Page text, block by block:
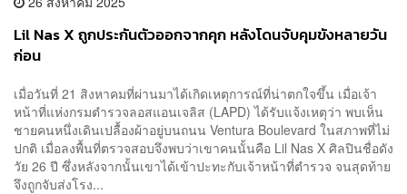
Lil Nas X ถูกประกันตัวออกจากคุก หลังโดนจับคุมขังหลายวัน
ก่อน
เมื่อวันที่ 21 สิงหาคมที่ผ่านมาได้เกิดเหตุการณ์ที่น่าตกใจขึ้น เมื่อเจ้า
หน้าที่แห่งกรมตำรวจลอสแอนเจลิส (LAPD) ได้รับแจ้งเหตุว่า พบเห็น
ชายคนหนึ่งเดินเปลื้องผ้าอยู่บนถนน Ventura Boulevard ในสภาพที่ไม่
ปกติ เมื่อลงพื้นที่ตรวจสอบจึงพบว่าเขาคนนั้นคือ Lil Nas X ศิลปินชื่อดัง
วัย 26 ปี ซึ่งหลังจากนั้นเขาได้เข้าปะทะกับเจ้าหน้าที่ตำรวจ จนสุดท้าย
จึงถูกจับส่งโรง...